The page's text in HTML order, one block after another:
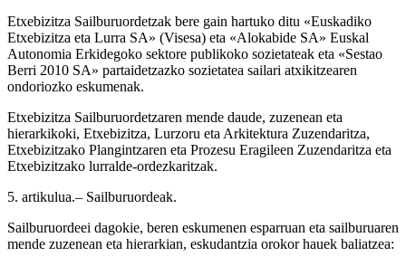
Etxebizitza Sailburuordetzak bere gain hartuko ditu «Euskadiko
Etxebizitza eta Lurra SA» (Visesa) eta «Alokabide SA» Euskal
Autonomia Erkidegoko sektore publikoko sozietateak eta «Sestao
Berri 2010 SA» partaidetzazko sozietatea sailari atxikitzearen
ondoriozko eskumenak.
Etxebizitza Sailburuordetzaren mende daude, zuzenean eta
hierarkikoki, Etxebizitza, Lurzoru eta Arkitektura Zuzendaritza,
Etxebizitzako Plangintzaren eta Prozesu Eragileen Zuzendaritza eta
Etxebizitzako lurralde-ordezkaritzak.
5. artikulua.– Sailburuordeak.
Sailburuordeei dagokie, beren eskumenen esparruan eta sailburuaren
mende zuzenean eta hierarkian, eskudantzia orokor hauek baliatzea: